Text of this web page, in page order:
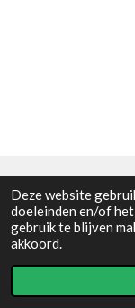
Deze website
doeleinden en/of
gebruik te blijven
akkoord.
Algemene
© 2021 - RC en